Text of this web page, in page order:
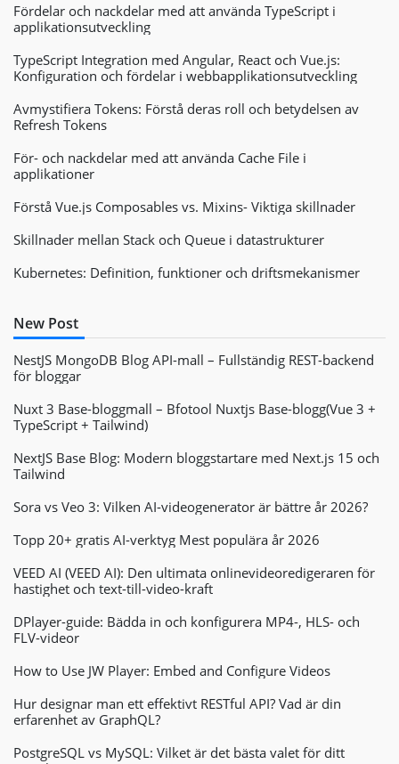
Fördelar och nackdelar med att använda TypeScript i
applikationsutveckling
TypeScript Integration med Angular, React och Vue.js:
Konfiguration och fördelar i webbapplikationsutveckling
Avmystifiera Tokens: Förstå deras roll och betydelsen av
Refresh Tokens
För- och nackdelar med att använda Cache File i
applikationer
Förstå Vue.js Composables vs. Mixins- Viktiga skillnader
Skillnader mellan Stack och Queue i datastrukturer
Kubernetes: Definition, funktioner och driftsmekanismer
New Post
NestJS MongoDB Blog API-mall – Fullständig REST-backend
för bloggar
Nuxt 3 Base-bloggmall – Bfotool Nuxtjs Base-blogg(Vue 3 +
TypeScript + Tailwind)
NextJS Base Blog: Modern bloggstartare med Next.js 15 och
Tailwind
Sora vs Veo 3: Vilken AI-videogenerator är bättre år 2026?
Topp 20+ gratis AI-verktyg Mest populära år 2026
VEED AI (VEED AI): Den ultimata onlinevideoredigeraren för
hastighet och text-till-video-kraft
DPlayer-guide: Bädda in och konfigurera MP4-, HLS- och
FLV-videor
How to Use JW Player: Embed and Configure Videos
Hur designar man ett effektivt RESTful API? Vad är din
erfarenhet av GraphQL?
PostgreSQL vs MySQL: Vilket är det bästa valet för ditt